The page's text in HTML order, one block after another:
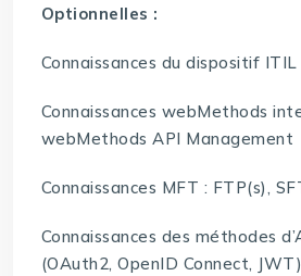
Optionnelles :
Connaissances du dispositif
Connaissances webMethods
webMethods API Management
Connaissances MFT : FTP(s),
Connaissances des méthodes
(OAuth2, OpenID Connect,